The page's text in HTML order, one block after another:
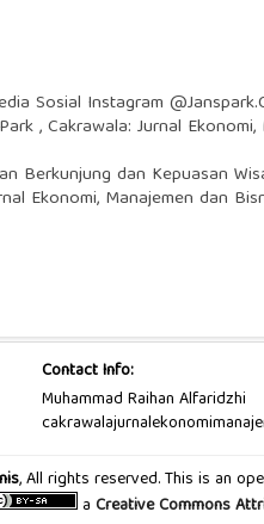
Sosial Instagram
,Cakrawala: Jurnal
Berkunjung dan Kepuasan
Ekonomi, Manajemen dan
Contact Info:
Muhammad Raihan Alfaridzhi
, All rights reserved. This is an
a Creative Commons